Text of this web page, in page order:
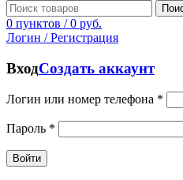
0 пунктов / 0 руб.
Логин / Регистрация
ВходСоздать аккаунт
Логин или номер телефона *
Пароль *
Войти